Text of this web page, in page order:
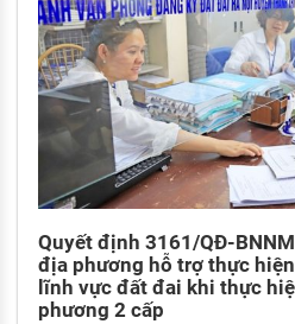
Quyết định 3161/QĐ-
địa phương hỗ trợ thực
lĩnh vực đất đai khi thực
phương 2 cấp